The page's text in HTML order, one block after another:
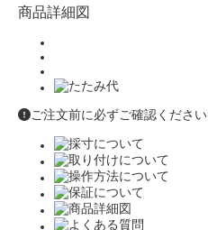
商品詳細図
ご注文前に必ずご確認ください